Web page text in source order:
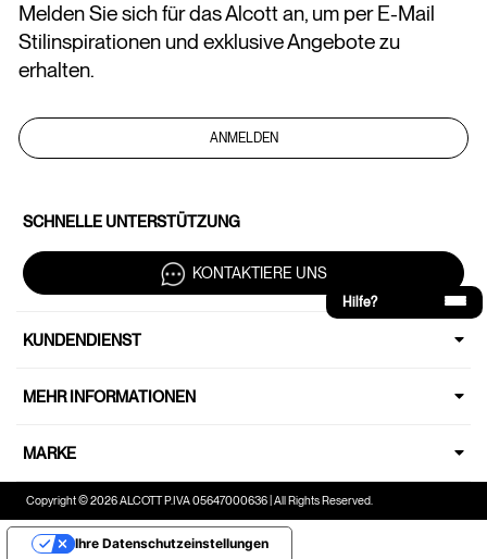
Hilfe?
Melden Sie sich für das Alcott an, um per E-Mail
Stilinspirationen und exklusive Angebote zu
erhalten.
ANMELDEN
SCHNELLE UNTERSTÜTZUNG
KONTAKTIERE UNS
KUNDENDIENST
MEHR INFORMATIONEN
MARKE
Copyright © 2026 ALCOTT P.IVA 05647000636 | All Rights Reserved.
Ihre Datenschutzeinstellungen